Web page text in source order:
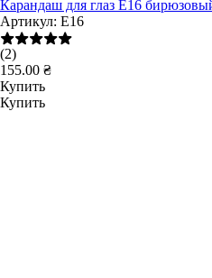
Карандаш для глаз E16
Артикул: E16
(2)
155.00 ₴
Купить
Купить